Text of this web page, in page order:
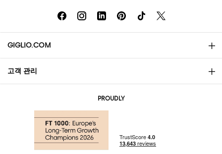
GIGLIO.COM
소개
Community Store
고객 관리
반품 및 환불
PROUDLY